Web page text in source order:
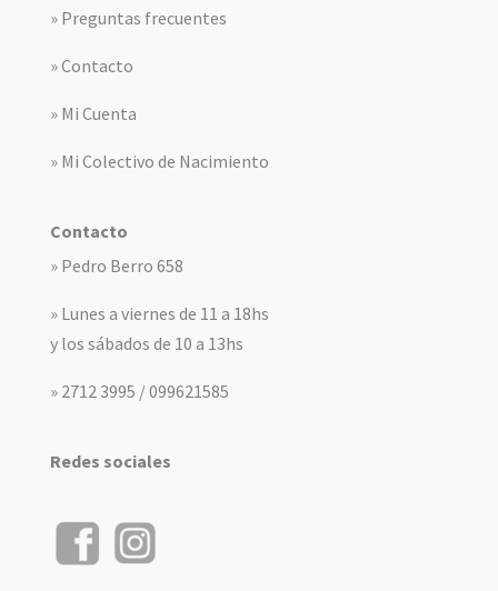
» Preguntas frecuentes
» Contacto
» Mi Cuenta
» Mi Colectivo de Nacimiento
Contacto
» Pedro Berro 658
» Lunes a viernes de 11 a 18hs
y los sábados de 10 a 13hs
» 2712 3995 / 099621585
Redes sociales